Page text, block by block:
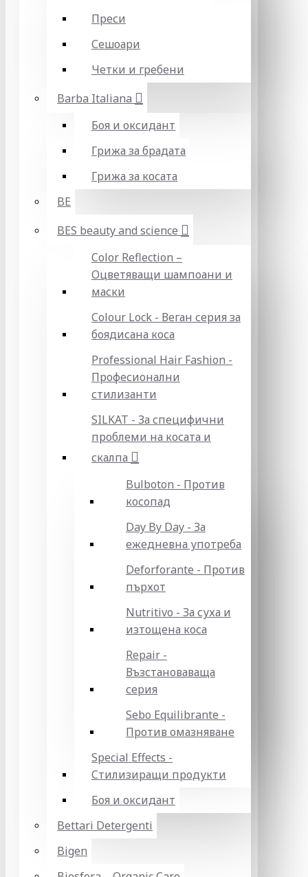
Преси
Сешоари
Четки и гребени
Barba Italiana
Боя и оксидант
Грижа за брадата
Грижа за косата
BE
BES beauty and science
Color Reflection –
Оцветяващи шампоани и
маски
Colour Lock - Веган серия за
боядисана коса
Professional Hair Fashion -
Професионални
стилизанти
SILKAT - За специфични
проблеми на косата и
скалпа
Bulboton - Против
косопад
Day By Day - За
ежедневна употреба
Deforforante - Против
пърхот
Nutritivo - За суха и
изтощена коса
Repair -
Възстановаваща
серия
Sebo Equilibrante -
Против омазняване
Special Effects -
Стилизиращи продукти
Боя и оксидант
Bettari Detergenti
Bigen